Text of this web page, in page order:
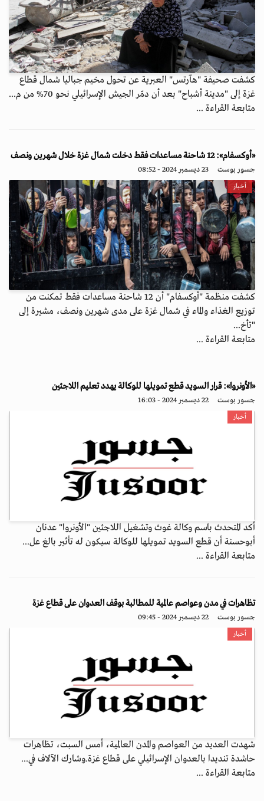
كشفت صحيفة "هآرتس" العبرية عن تحول مخيم جباليا شمال قطاع
غزة إلى "مدينة أشباح" بعد أن دمّر الجيش الإسرائيلي نحو 70% من م...
متابعة القراءة ...
«أوكسفام»: 12 شاحنة مساعدات فقط دخلت شمال غزة خلال شهرين ونصف
جسور بوست 23 ديسمبر 2024 - 08:52
أخبار
كشفت منظمة "أوكسفام" أن 12 شاحنة مساعدات فقط تمكنت من
توزيع الغذاء والماء في شمال غزة على مدى شهرين ونصف، مشيرة إلى
"تأخ...
متابعة القراءة ...
«الأونروا»: قرار السويد قطع تمويلها للوكالة يهدد تعليم اللاجئين
جسور بوست 22 ديسمبر 2024 - 16:03
أخبار
أكد المتحدث باسم وكالة غوث وتشغيل اللاجئين "الأونروا" عدنان
أبوحسنة أن قطع السويد تمويلها للوكالة سيكون له تأثير بالغ عل...
متابعة القراءة ...
تظاهرات في مدن وعواصم عالمية للمطالبة بوقف العدوان على قطاع غزة
جسور بوست 22 ديسمبر 2024 - 09:45
أخبار
شهدت العديد من العواصم والمدن العالمية، أمس السبت، تظاهرات
حاشدة تنديدا بالعدوان الإسرائيلي على قطاع غزة.وشارك الآلاف في...
متابعة القراءة ...